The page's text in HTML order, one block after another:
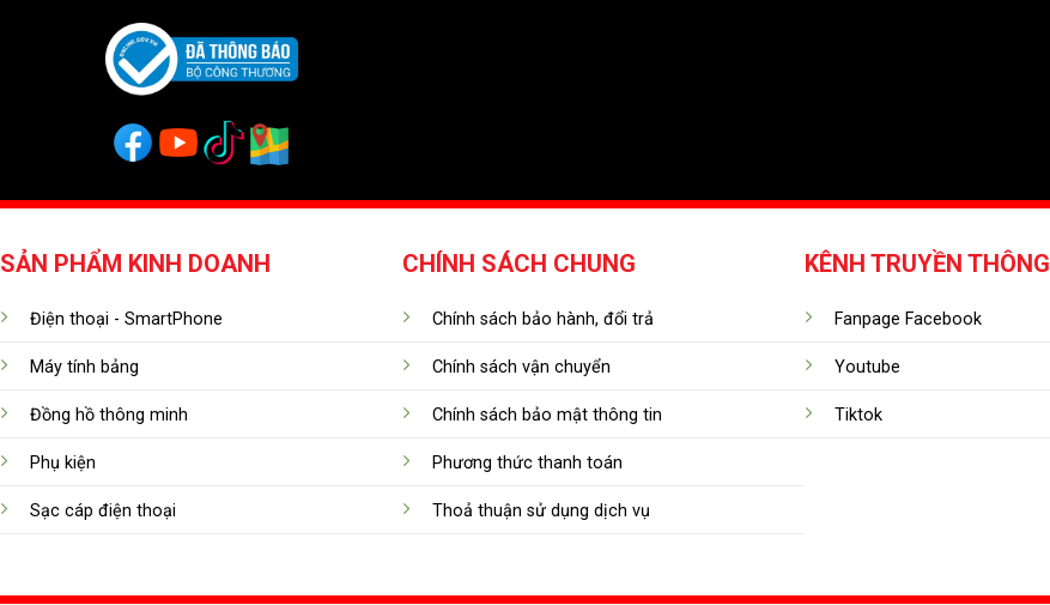
SẢN PHẨM KINH DOANH
Điện thoại - SmartPhone
Máy tính bảng
Đồng hồ thông minh
Phụ kiện
Sạc cáp điện thoại
CHÍNH SÁCH CHUNG
Chính sách bảo hành, đổi trả
Chính sách vận chuyển
Chính sách bảo mật thông tin
Phương thức thanh toán
Thoả thuận sử dụng dịch vụ
KÊNH TRUYỀN THÔNG
Fanpage Facebook
Youtube
Tiktok